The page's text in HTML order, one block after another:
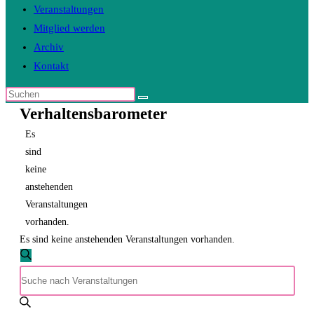
Veranstaltungen
Mitglied werden
Archiv
Kontakt
Diese
Website
durchsuchen
Verhaltensbarometer
Es
sind
keine
anstehenden
Veranstaltungen
vorhanden.
Es sind keine anstehenden Veranstaltungen vorhanden.
Veranstaltungen
Suche
und
Suche
Schlüsselwort
eingeben.